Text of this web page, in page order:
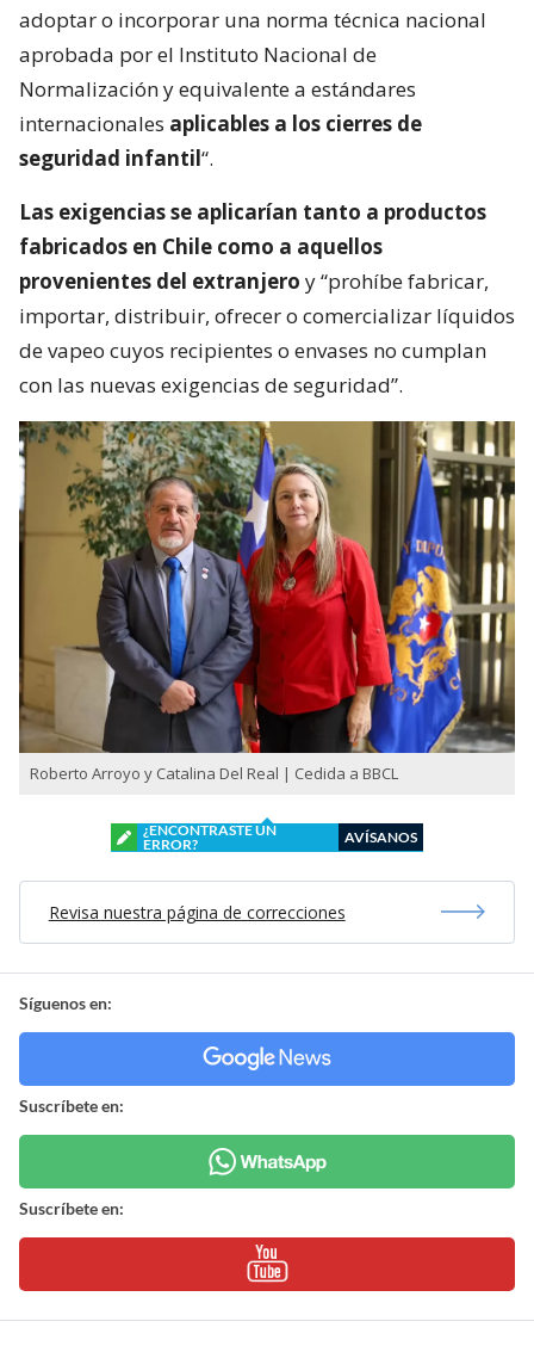
adoptar o incorporar una norma técnica nacional
aprobada por el Instituto Nacional de
Normalización y equivalente a estándares
internacionales aplicables a los cierres de
seguridad infantil“.
Las exigencias se aplicarían tanto a productos
fabricados en Chile como a aquellos
provenientes del extranjero y “prohíbe fabricar,
importar, distribuir, ofrecer o comercializar líquidos
de vapeo cuyos recipientes o envases no cumplan
con las nuevas exigencias de seguridad”.
Roberto Arroyo y Catalina Del Real | Cedida a BBCL
¿ENCONTRASTE UN
ERROR?
AVÍSANOS
Revisa nuestra página de correcciones
Síguenos en:
Suscríbete en:
Suscríbete en: